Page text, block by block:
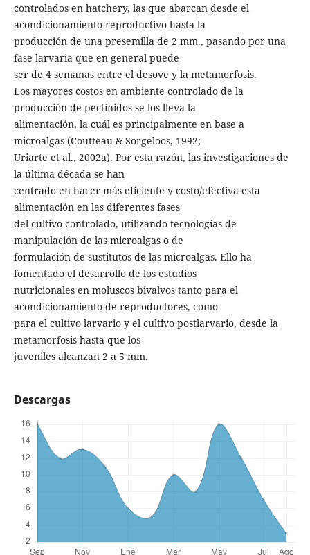
controlados en hatchery, las que abarcan desde el
acondicionamiento reproductivo hasta la
producción de una presemilla de 2 mm., pasando por una
fase larvaria que en general puede
ser de 4 semanas entre el desove y la metamorfosis.
Los mayores costos en ambiente controlado de la
producción de pectínidos se los lleva la
alimentación, la cuál es principalmente en base a
microalgas (Coutteau & Sorgeloos, 1992;
Uriarte et al., 2002a). Por esta razón, las investigaciones de
la última década se han
centrado en hacer más eficiente y costo/efectiva esta
alimentación en las diferentes fases
del cultivo controlado, utilizando tecnologías de
manipulación de las microalgas o de
formulación de sustitutos de las microalgas. Ello ha
fomentado el desarrollo de los estudios
nutricionales en moluscos bivalvos tanto para el
acondicionamiento de reproductores, como
para el cultivo larvario y el cultivo postlarvario, desde la
metamorfosis hasta que los
juveniles alcanzan 2 a 5 mm.
Descargas